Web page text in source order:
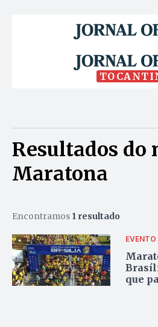
Resultados do
Maratona
Encontramos 1 resultado
EVENTO
que